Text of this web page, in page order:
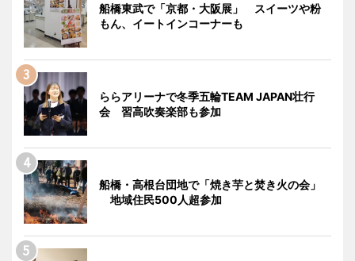
船橋東武で「京都・大阪展」 スイーツや粉
もん、イートインコーナーも
ららアリーナで冬季五輪TEAM JAPAN壮行
会 習高吹奏楽部も参加
船橋・高根台団地で「焼き芋と焚き火の会」
地域住民500人超参加